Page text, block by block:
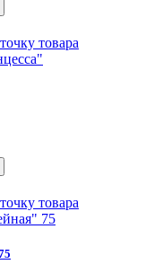
товара
товара